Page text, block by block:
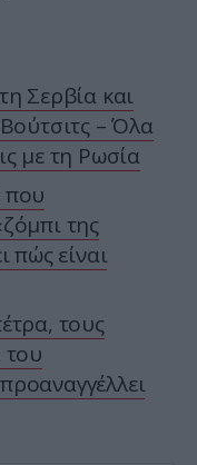
Σερβία και
– Όλα
με τη Ρωσία
που
της
πώς είναι
τους
του